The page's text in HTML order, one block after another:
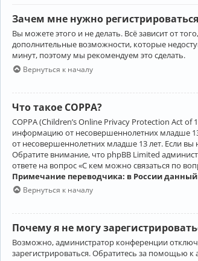
Зачем мне нужно
Вы можете этого и не делать. Всё зависит от
дополнительные возможности, которые
минут, поэтому мы рекомендуем это сделать.
Вернуться к началу
Что такое COPPA?
COPPA (Children’s Online Privacy Protection Act
информацию от несовершеннолетних младше
от несовершеннолетних младше 13 лет. Если
Обратите внимание, что phpBB Limited
ответе на вопрос «С кем можно связаться по
Примечание переводчика: в России
Вернуться к началу
Почему я не могу
Возможно, администратор конференции
зарегистрироваться. Обратитесь за помощью